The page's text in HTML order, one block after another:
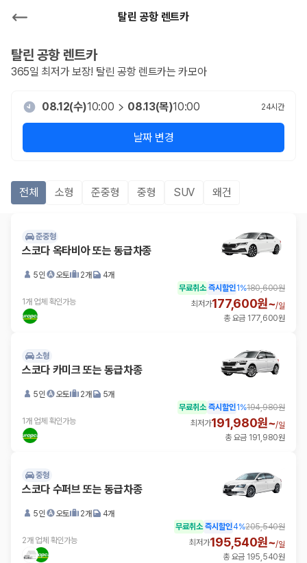
탈린 공항 렌트카
탈린 공항렌트카
365일 최저가 보장! 탈린 공항 렌트카는 카모아
08.12(수)10:00 08.13(목)10:00 24시간
날짜 변경
전체 소형 준중형 중형 SUV 왜건
준중형
스코다 옥타비아 또는 동급차종
5인 오토 2개 4개
1개 업체 확인가능
무료취소 즉시할인1 %180,600원
최저가177,600원~/일
총 요금 177,600원
소형
스코다 카미크 또는 동급차종
5인 오토 2개 5개
1개 업체 확인가능
무료취소 즉시할인1 %194,980원
최저가191,980원~/일
총 요금 191,980원
중형
스코다 수퍼브 또는 동급차종
5인 오토 2개 4개
2개 업체 확인가능
무료취소 즉시할인4%205,540원
최저가195,540원~/일
총 요금 195,540원